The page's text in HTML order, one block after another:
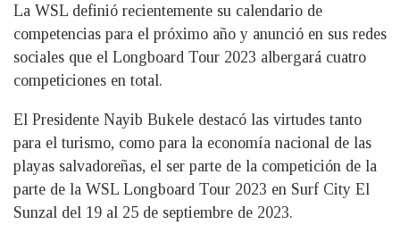
La WSL definió recientemente su calendario de
competencias para el próximo año y anunció en sus redes
sociales que el Longboard Tour 2023 albergará cuatro
competiciones en total.
El Presidente Nayib Bukele destacó las virtudes tanto
para el turismo, como para la economía nacional de las
playas salvadoreñas, el ser parte de la competición de la
parte de la WSL Longboard Tour 2023 en Surf City El
Sunzal del 19 al 25 de septiembre de 2023.